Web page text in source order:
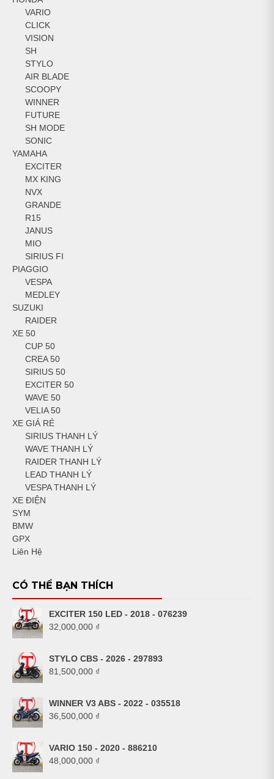
VARIO
CLICK
VISION
SH
STYLO
AIR BLADE
SCOOPY
WINNER
FUTURE
SH MODE
SONIC
YAMAHA
EXCITER
MX KING
NVX
GRANDE
R15
JANUS
MIO
SIRIUS FI
PIAGGIO
VESPA
MEDLEY
SUZUKI
RAIDER
XE 50
CUP 50
CREA 50
SIRIUS 50
EXCITER 50
WAVE 50
VELIA 50
XE GIÁ RẺ
SIRIUS THANH LÝ
WAVE THANH LÝ
RAIDER THANH LÝ
LEAD THANH LÝ
VESPA THANH LÝ
XE ĐIỆN
SYM
BMW
GPX
Liên Hệ
CÓ THỂ BẠN THÍCH
EXCITER 150 LED - 2018 - 076239
32,000,000 ₫
STYLO CBS - 2026 - 297893
81,500,000 ₫
WINNER V3 ABS - 2022 - 035518
36,500,000 ₫
VARIO 150 - 2020 - 886210
48,000,000 ₫